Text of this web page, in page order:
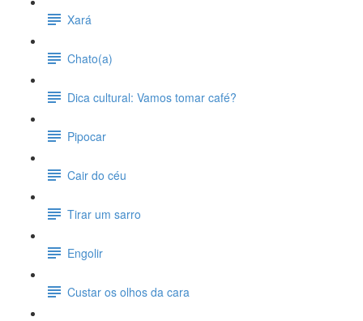
Xará
Chato(a)
Dica cultural: Vamos tomar café?
Pipocar
Cair do céu
Tirar um sarro
Engolir
Custar os olhos da cara